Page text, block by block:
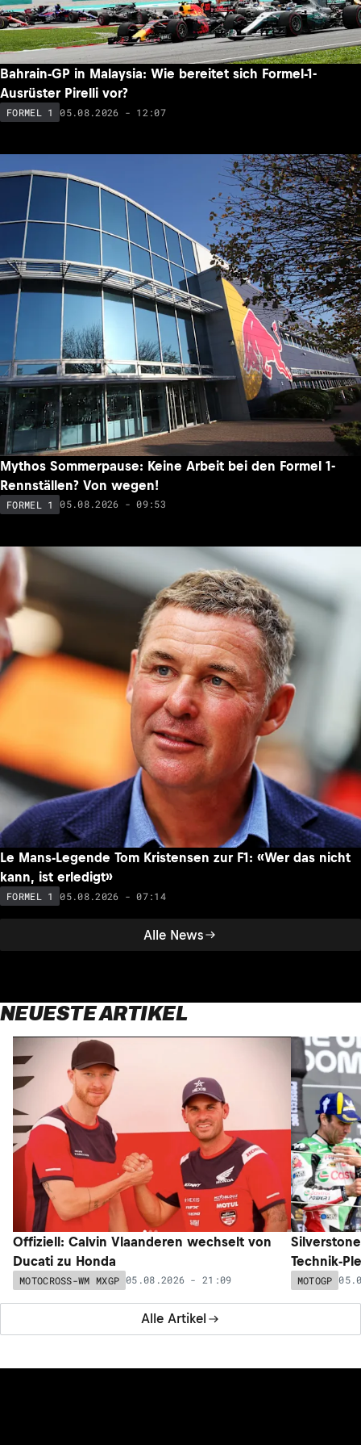
Alle News
Bahrain-GP in Malaysia: Wie bereitet sich Formel-1-
Ausrüster Pirelli vor?
FORMEL 1 05.08.2026 - 12:07
Mythos Sommerpause: Keine Arbeit bei den Formel 1-
Rennställen? Von wegen!
FORMEL 1 05.08.2026 - 09:53
Le Mans-Legende Tom Kristensen zur F1: «Wer das nicht
kann, ist erledigt»
FORMEL 1 05.08.2026 - 07:14
NEUESTE ARTIKEL
Alle Artikel
Offiziell: Calvin Vlaanderen wechselt von
Ducati zu Honda
MOTOCROSS-WM MXGP 05.08.2026 - 21:09
Technik-
MOTOGP